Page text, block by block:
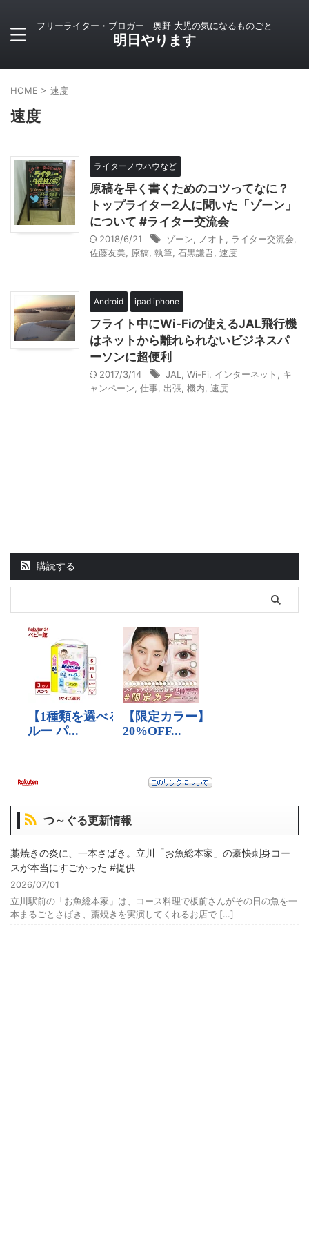
フリーライター・ブロガー 奥野 大児の気になるものごと
明日やります
HOME > 速度
速度
ライターノウハウなど
原稿を早く書くためのコツってなに？
トップライター2人に聞いた「ゾーン」
について #ライター交流会
2018/6/21 ゾーン ノオト ライター交流会
佐藤友美
原稿 執筆 石黒謙吾 速度
Android ipad iphone
フライト中にWi-Fiの使えるJAL飛行機
はネットから離れられないビジネスパ
ーソンに超便利
2017/3/14 JAL Wi-Fi インターネット
キ
ャンペーン 仕事 出張 機内 速度
購読する
つ～ぐる更新情報
藁焼きの炎に、一本さばき。立川「お魚総本家」の豪快刺身コー
スが本当にすごかった #提供
2026/07/01
立川駅前の「お魚総本家」は、コース料理で板前さんがその日の魚を一
本まるごとさばき、藁焼きを実演してくれるお店で […]